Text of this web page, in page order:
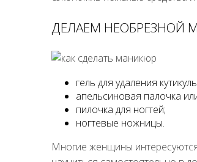
ДЕЛАЕМ НЕОБРЕЗНОЙ
гель для удаления
апельсиновая палочка
пилочка для ногтей;
ногтевые ножницы.
Многие женщины